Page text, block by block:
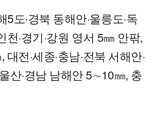
도·경북 동해안·울릉도·독
천·경기·강원 영서 5㎜ 안팎,
전·세종·충남·전북 서해안·
산·경남 남해안 5∼10㎜, 충